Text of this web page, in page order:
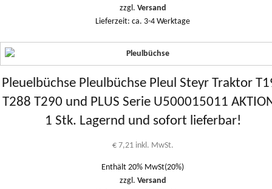
zzgl. Versand
Lieferzeit: ca. 3-4 Werktage
Pleuelbüchse Pleulbüchse Pleul Steyr Traktor
T288 T290 und PLUS Serie U500015011
1 Stk. Lagernd und sofort lieferbar!
€7,21 inkl. MwSt.
Enthält 20% MwSt(20%)
zzgl. Versand